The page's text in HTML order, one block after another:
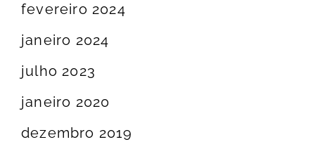
fevereiro 2024
janeiro 2024
julho 2023
janeiro 2020
dezembro 2019